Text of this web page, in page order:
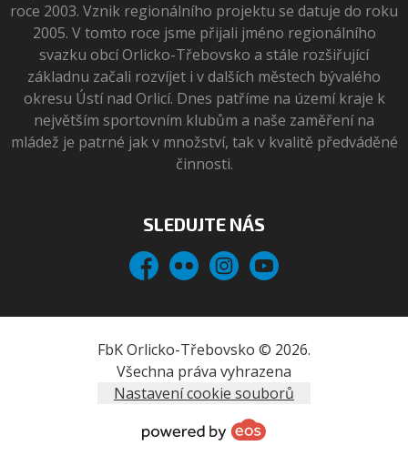
roce 2003. Vznik regionálního projektu se datuje do roku
2005. V tomto roce jsme přijali jméno regionálního
svazku obcí Orlicko-Třebovsko a stále rozšiřující
základnu začali rozvíjet i v dalších městech bývalého
okresu Ústí nad Orlicí. Dnes patříme na území kraje k
největším sportovním klubům a naše zaměření na
mládež je patrné jak v množství, tak v kvalitě předváděné
činnosti.
SLEDUJTE NÁS
Facebook
Flickr Instagram
YouTube
FbK Orlicko-Třebovsko © 2026.
Všechna práva vyhrazena
Nastavení cookie souborů